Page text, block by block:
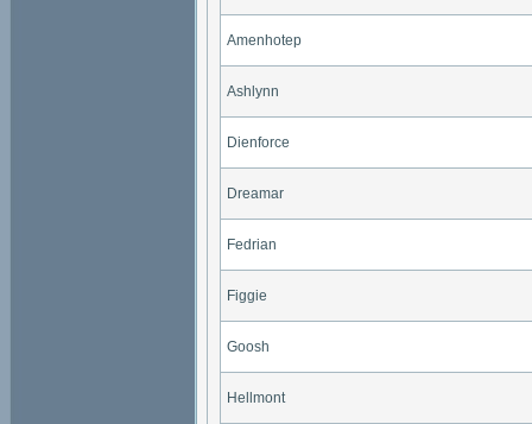
Amenhotep
Ashlynn
Dienforce
Dreamar
Fedrian
Figgie
Goosh
Hellmont